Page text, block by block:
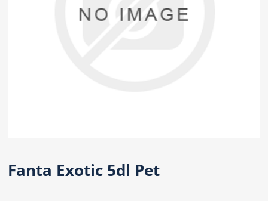
Fanta Exotic 5dl Pet